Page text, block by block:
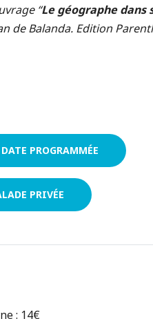
“Le géographe dans
de Balanda. Edition
PROGRAMMÉE
PRIVÉE
: 14€